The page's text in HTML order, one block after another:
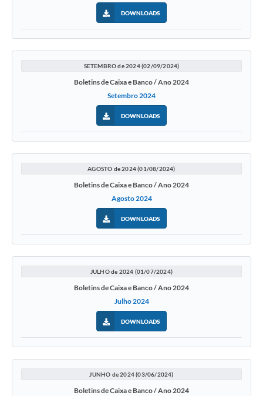
DOWNLOADS
SETEMBRO de 2024 (02/09/2024)
Boletins de Caixa e Banco / Ano 2024
Setembro 2024
DOWNLOADS
AGOSTO de 2024 (01/08/2024)
Boletins de Caixa e Banco / Ano 2024
Agosto 2024
DOWNLOADS
JULHO de 2024 (01/07/2024)
Boletins de Caixa e Banco / Ano 2024
Julho 2024
DOWNLOADS
JUNHO de 2024 (03/06/2024)
Boletins de Caixa e Banco / Ano 2024